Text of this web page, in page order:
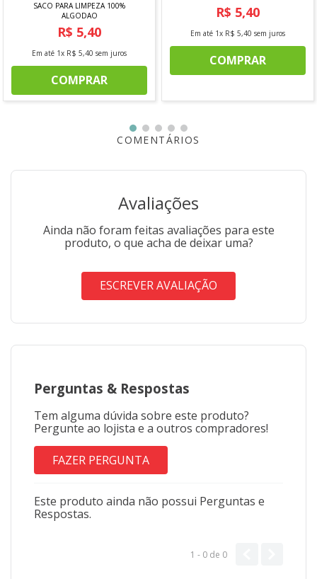
SACO PARA LIMPEZA 100%
ALGODAO
R$ 5,40
Em até 1x R$ 5,40 sem juros
COMPRAR
R$ 5,40
Em até 1x R$ 5,40 sem juros
COMPRAR
COMENTÁRIOS
Avaliações
Ainda não foram feitas avaliações para este
produto, o que acha de deixar uma?
ESCREVER AVALIAÇÃO
Perguntas & Respostas
Tem alguma dúvida sobre este produto?
Pergunte ao lojista e a outros compradores!
FAZER PERGUNTA
Este produto ainda não possui Perguntas e
Respostas.
1 - 0 de 0